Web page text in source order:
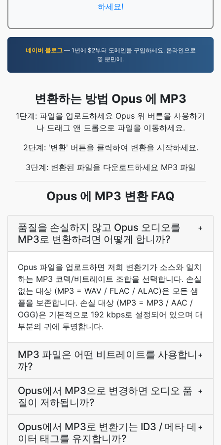
하세요!
네이버 블로그— 1년에 $2부터 도메인을 구입하세요. 온라인으로
몇 분만에.
변환하는 방법 Opus 에 MP3
1단계: 파일을 업로드하세요 Opus 위 버튼을 사용하거
나 드래그 앤 드롭으로 파일을 이동하세요.
2단계: '변환' 버튼을 클릭하여 변환을 시작하세요.
3단계: 변환된 파일을 다운로드하세요 MP3 파일
Opus 에 MP3 변환 FAQ
품질을 손실하지 않고 Opus 오디오를
MP3로 변환하려면 어떻게 합니까?
+
Opus 파일을 업로드하면 저희 변환기가 소스와 일치
하는 MP3 코덱/비트레이트 조합을 선택합니다. 손실
없는 대상 (MP3 = WAV / FLAC / ALAC)은 모든 샘
플을 보존합니다. 손실 대상 (MP3 = MP3 / AAC /
OGG)은 기본적으로 192 kbps로 설정되어 있으며 대
부분의 귀에 투명합니다.
MP3 파일은 어떤 비트레이트를 사용합니
까?
+
Opus에서 MP3으로 변경하면 오디오 품
질이 저하됩니까?
+
Opus에서 MP3로 변환기는 ID3 / 메타 데
이터 태그를 유지합니까?
+